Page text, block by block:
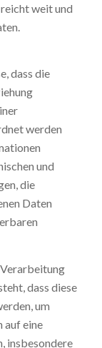
weit und
dass die
werden
und
die
Daten
dass diese
um
auf eine
insbesondere